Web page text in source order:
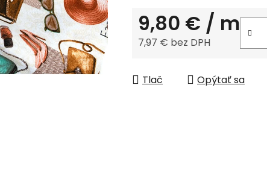
9,80 € / m
7,97 € bez DPH
Tlač Opýtať sa